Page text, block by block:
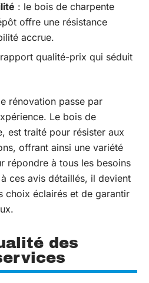
: le bois de charpente
offre une résistance
accrue.
qualité-prix qui séduit
rénovation passe par
Le bois de
est traité pour résister aux
offrant ainsi une variété
répondre à tous les besoins
ces avis détaillés, il devient
choix éclairés et de garantir
des